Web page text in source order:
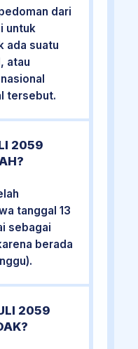
dari
untuk
ada suatu
atau
tersebut.
2059
tanggal 13
sebagai
berada
2059